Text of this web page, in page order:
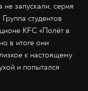
не запускали, серия
студентов
KFC «Полёт в
в итоге они
к настоящему
и попытался